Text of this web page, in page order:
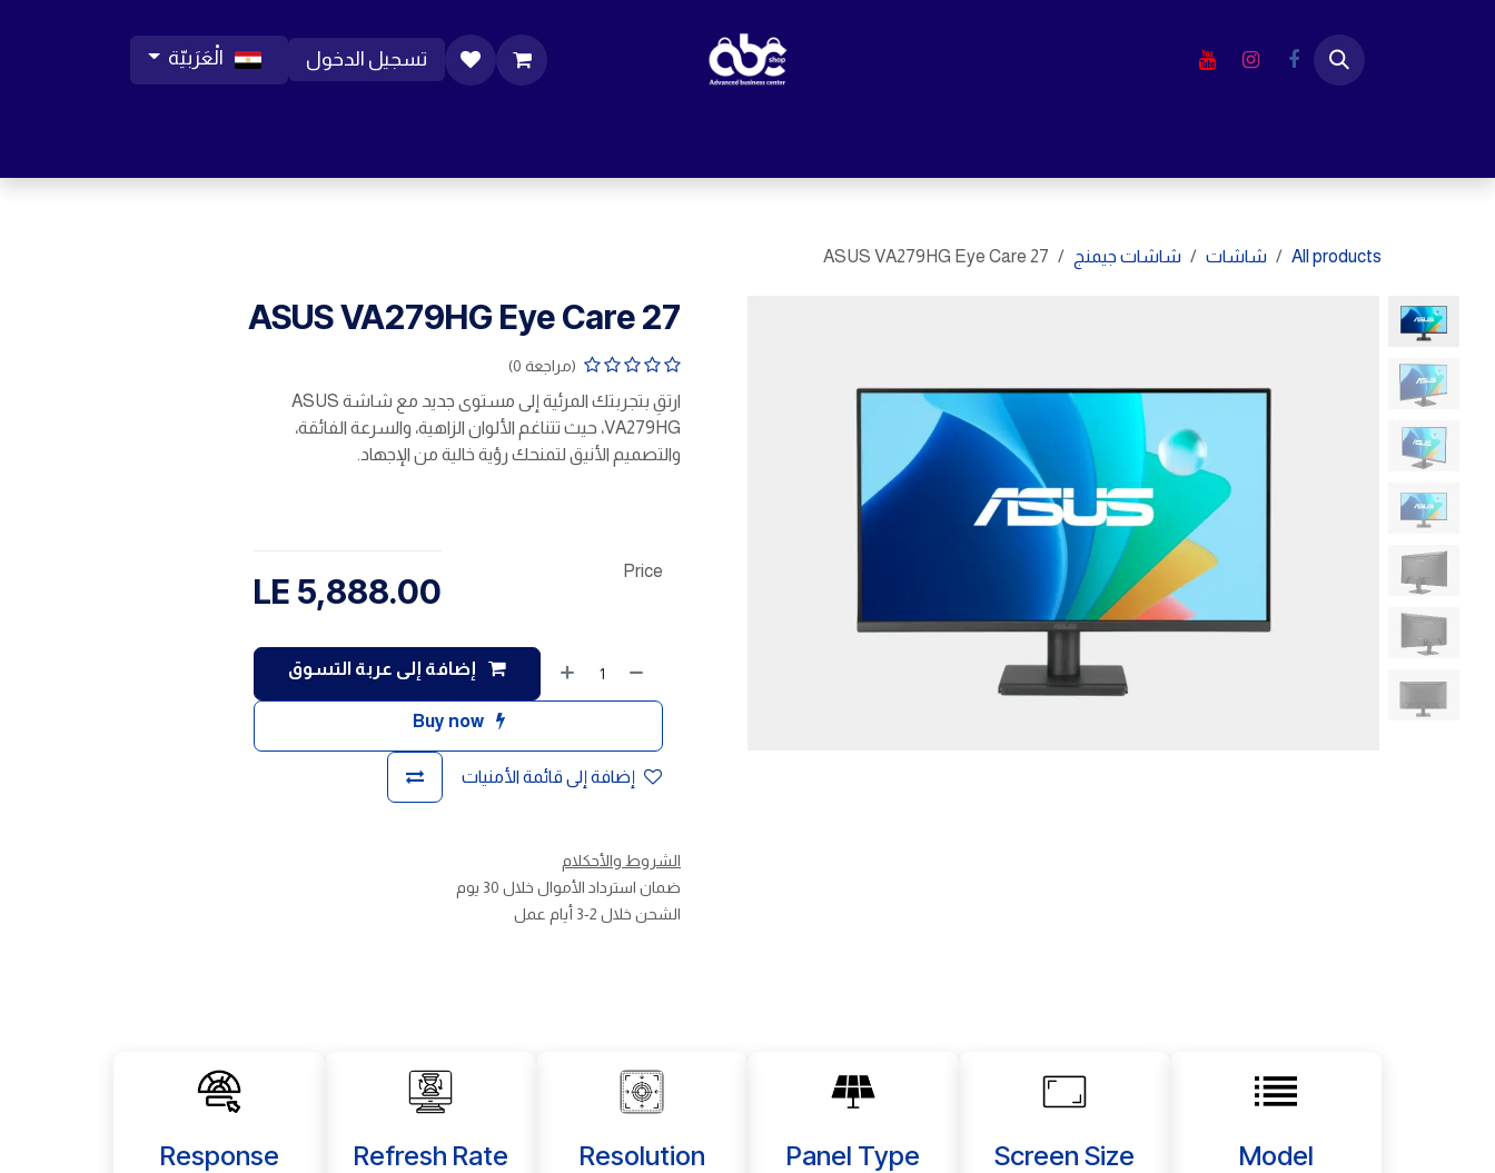
تسجيل الدخول الْعَرَبيّة
All products شاشات شاشات جيمنج ASUS VA279HG Eye Care 27
ASUS VA279HG Eye Care 27
(مراجعة 0)
ارتقِ بتجربتك المرئية إلى مستوى جديد مع شاشة ASUS
VA279HG، حيث تتناغم الألوان الزاهية، والسرعة الفائقة،
والتصميم الأنيق لتمنحك رؤية خالية من الإجهاد.
إضافة إلى عربة التسوق
Buy now
إضافة إلى قائمة الأمنيات
Price
5,888.00
الشروط والأحكلام
ضمان استرداد الأموال خلال 30 يوم
الشحن خلال 2-3 أيام عمل
Model
Screen Size
Panel Type
Resolution
Refresh Rate
Response